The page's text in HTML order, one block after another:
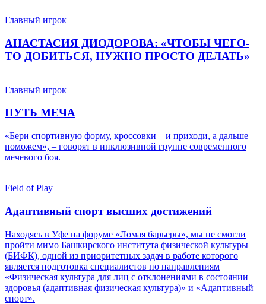
Главный игрок
АНАСТАСИЯ ДИОДОРОВА: «ЧТОБЫ ЧЕГО-
ТО ДОБИТЬСЯ, НУЖНО ПРОСТО ДЕЛАТЬ»
Главный игрок
ПУТЬ МЕЧА
«Бери спортивную форму, кроссовки – и приходи, а дальше
поможем», – говорят в инклюзивной группе современного
мечевого боя.
Field of Play
Адаптивный спорт высших достижений
Находясь в Уфе на форуме «Ломая барьеры», мы не смогли
пройти мимо Башкирского института физической культуры
(БИФК), одной из приоритетных задач в работе которого
является подготовка специалистов по направлениям
«Физическая культура для лиц с отклонениями в состоянии
здоровья (адаптивная физическая культура)» и «Адаптивный
спорт».